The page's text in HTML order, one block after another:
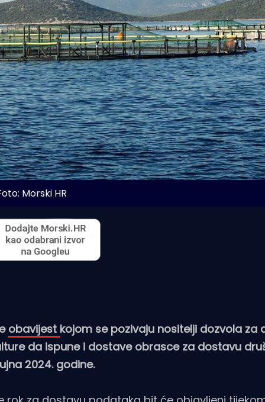
Morski HR
obavijest kojom se pozivaju nositelji dozvola za
da ispune i dostave obrasce za dostavu
2024. godine.